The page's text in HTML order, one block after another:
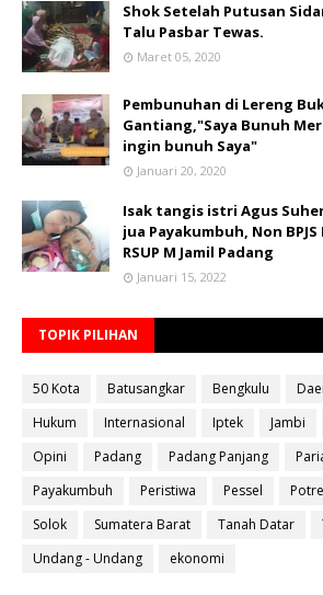
Shok Setelah Putusan
Talu Pasbar Tewas.
Maret 05, 2020
Pembunuhan di Lereng
Gantiang,"Saya Bunuh
ingin bunuh Saya"
Januari 20, 2020
Isak tangis istri Agus
jua Payakumbuh, Non
RSUP M Jamil Padang
Januari 15, 2022
TOPIK PILIHAN
50 Kota Batusangkar Bengkulu
Hukum
Internasional Iptek Jambi
Opini
Padang Padang Panjang
Payakumbuh
Peristiwa Pessel
Solok
Sumatera Barat Tanah Datar
Undang - Undang
ekonomi